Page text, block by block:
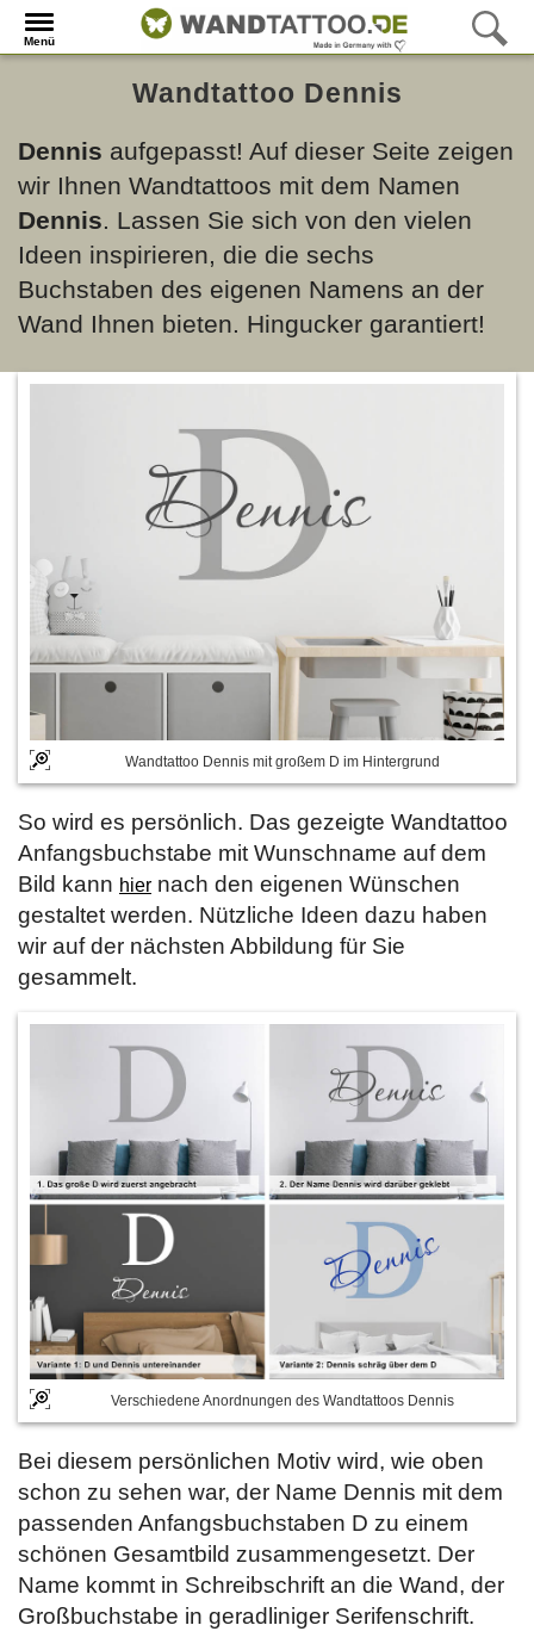
Menü
Wandtattoo Dennis
Dennis aufgepasst! Auf dieser Seite zeigen
wir Ihnen Wandtattoos mit dem Namen
Dennis. Lassen Sie sich von den vielen
Ideen inspirieren, die die sechs
Buchstaben des eigenen Namens an der
Wand Ihnen bieten. Hingucker garantiert!
Wandtattoo Dennis mit großem D im Hintergrund
So wird es persönlich. Das gezeigte Wandtattoo
Anfangsbuchstabe mit Wunschname auf dem
Bild kann hier nach den eigenen Wünschen
gestaltet werden. Nützliche Ideen dazu haben
wir auf der nächsten Abbildung für Sie
gesammelt.
Verschiedene Anordnungen des Wandtattoos Dennis
Bei diesem persönlichen Motiv wird, wie oben
schon zu sehen war, der Name Dennis mit dem
passenden Anfangsbuchstaben D zu einem
schönen Gesamtbild zusammengesetzt. Der
Name kommt in Schreibschrift an die Wand, der
Großbuchstabe in geradliniger Serifenschrift.